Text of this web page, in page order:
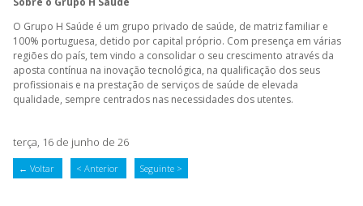
O Grupo H Saúde é um grupo privado de saúde, de matriz familiar e
100% portuguesa, detido por capital próprio. Com presença em várias
regiões do país, tem vindo a consolidar o seu crescimento através da
aposta contínua na inovação tecnológica, na qualificação dos seus
profissionais e na prestação de serviços de saúde de elevada
qualidade, sempre centrados nas necessidades dos utentes.
terça, 16 de junho de 26
← Voltar < Anterior Seguinte >